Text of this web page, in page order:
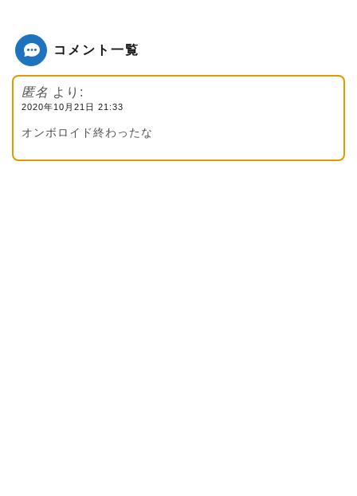
コメント一覧
匿名 より:
2020年10月21日 21:33
オンボロイド終わったな